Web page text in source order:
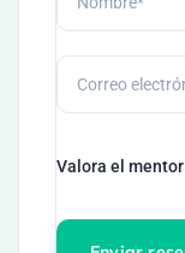
Valora el mentor
1